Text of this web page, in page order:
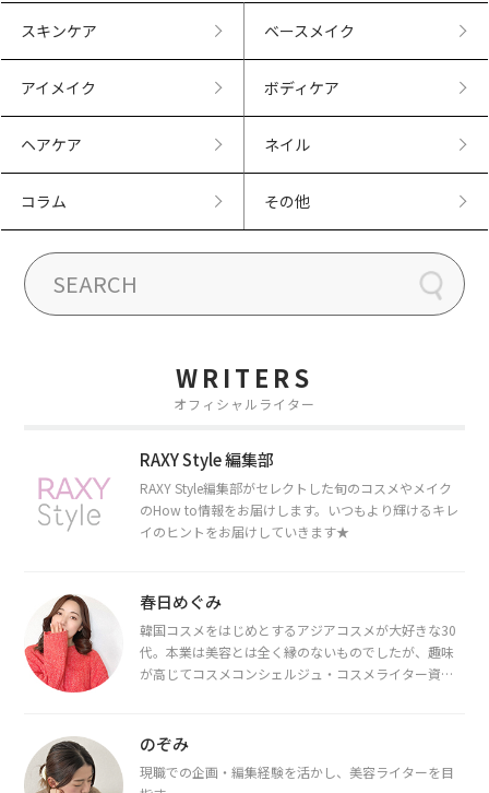
スキンケア ベースメイク
アイメイク ボディケア
ヘアケア ネイル
コラム その他
WRITERS
オフィシャルライター
RAXY Style 編集部
RAXY Style編集部がセレクトした旬のコスメやメイク
のHow to情報をお届けします。いつもより輝けるキレ
イのヒントをお届けしていきます★
春日めぐみ
韓国コスメをはじめとするアジアコスメが大好きな30
代。本業は美容とは全く縁のないものでしたが、趣味
が高じてコスメコンシェルジュ・コスメライター資格
断・骨格診断によるイメージコンサルティングも行っ
のぞみ
現職での企画・編集経験を活かし、美容ライターを目